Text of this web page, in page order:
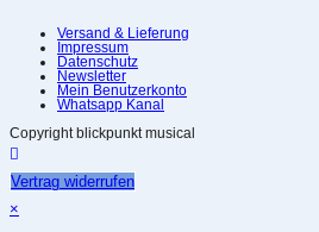
Versand & Lieferung
Impressum
Datenschutz
Newsletter
Mein Benutzerkonto
Whatsapp Kanal
Copyright blickpunkt musical
Vertrag widerrufen
×